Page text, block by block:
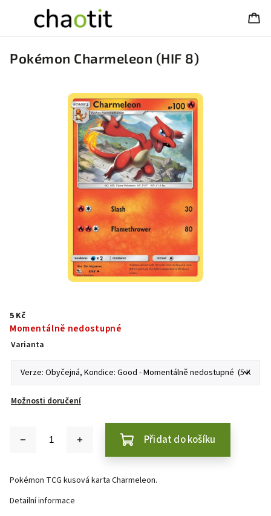
Pokémon Charmeleon (HIF 8)
5 Kč
Momentálně nedostupné
Varianta
Možnosti doručení
Přidat do košíku
Pokémon TCG kusová karta Charmeleon.
Detailní informace